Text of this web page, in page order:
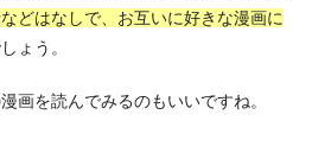
どはなしで、お互いに好きな漫画に
ょう。
画を読んでみるのもいいですね。